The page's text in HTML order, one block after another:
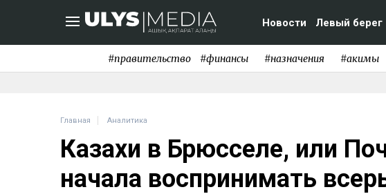
Новости Левый берег
#правительство #финансы #назначения #акимы
Главная Аналитика
Казахи в Брюсселе, или
начала воспринимать